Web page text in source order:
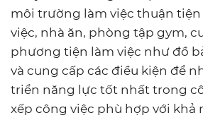
môi trường làm việc thuận
việc, nhà ăn, phòng tập gym,
phương tiện làm việc như đồ
và cung cấp các điều kiện để
triển năng lực tốt nhất trong
xếp công việc phù hợp với khả